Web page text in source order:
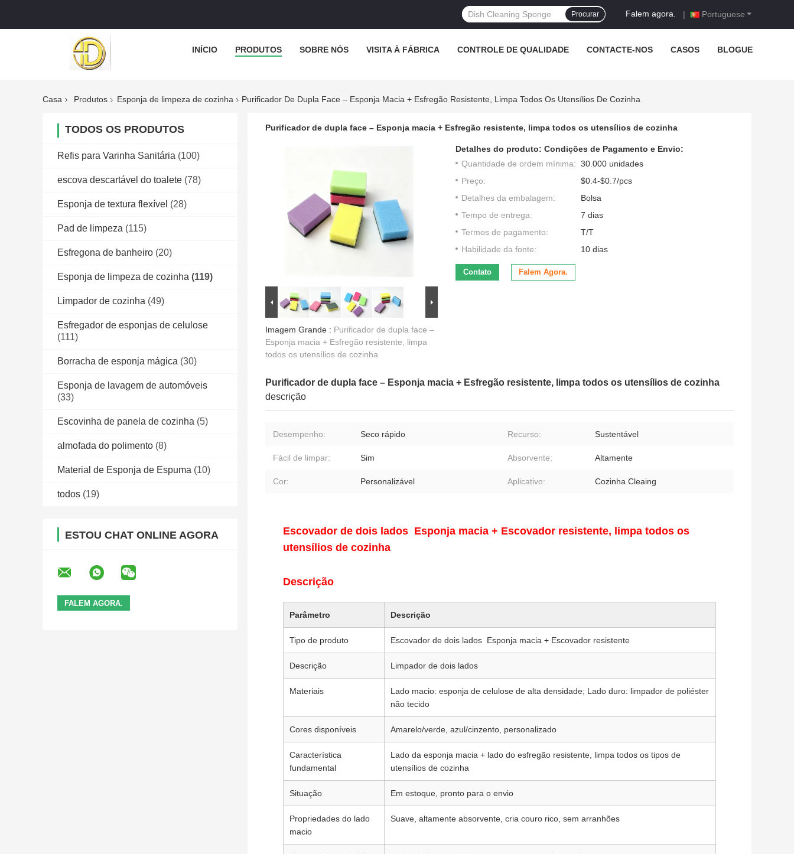
Portuguese
Falem agora. |
Procurar
INÍCIO PRODUTOS SOBRE NÓS VISITA À FÁBRICA CONTROLE DE QUALIDADE CONTACTE-NOS CASOS BLOGUE
Casa Produtos Esponja de limpeza de cozinha Purificador De Dupla Face – Esponja Macia + Esfregão Resistente, Limpa Todos Os Utensílios De Cozinha
TODOS OS PRODUTOS
Refis para Varinha Sanitária (100)
escova descartável do toalete (78)
Esponja de textura flexível (28)
Pad de limpeza (115)
Esfregona de banheiro (20)
Esponja de limpeza de cozinha (119)
Limpador de cozinha (49)
Esfregador de esponjas de celulose
(111)
Borracha de esponja mágica (30)
Esponja de lavagem de automóveis
(33)
Escovinha de panela de cozinha (5)
almofada do polimento (8)
Material de Esponja de Espuma (10)
todos (19)
ESTOU CHAT ONLINE AGORA
Purificador de dupla face – Esponja macia + Esfregão resistente, limpa todos os utensílios de cozinha
Imagem Grande : Purificador de dupla face –
Esponja macia + Esfregão resistente, limpa
todos os utensílios de cozinha
Detalhes do produto: Condições de Pagamento e Envio:
Quantidade de ordem mínima: 30.000 unidades
Preço:
$0.4-$0.7/pcs
Detalhes da embalagem:
Bolsa
Tempo de entrega:
7 dias
Termos de pagamento:
T/T
Habilidade da fonte:
10 dias
Contato Falem Agora.
Purificador de dupla face – Esponja macia + Esfregão resistente, limpa todos os utensílios de cozinha
descrição
Desempenho: Seco rápido Recurso: Sustentável
Fácil de limpar: Sim Absorvente: Altamente
Cor: Personalizável Aplicativo: Cozinha Cleaing
Escovador de dois lados ️ Esponja macia + Escovador resistente, limpa todos os
utensílios de cozinha
Descrição
Parâmetro Descrição
Tipo de produto Escovador de dois lados ️ Esponja macia + Escovador resistente
Descrição Limpador de dois lados
Materiais
Lado macio: esponja de celulose de alta densidade; Lado duro: limpador de poliéster
não tecido
Cores disponíveis Amarelo/verde, azul/cinzento, personalizado
Característica
fundamental
Lado da esponja macia + lado do esfregão resistente, limpa todos os tipos de
utensílios de cozinha
Situação Em estoque, pronto para o envio
Propriedades do lado
macio
Suave, altamente absorvente, cria couro rico, sem arranhões